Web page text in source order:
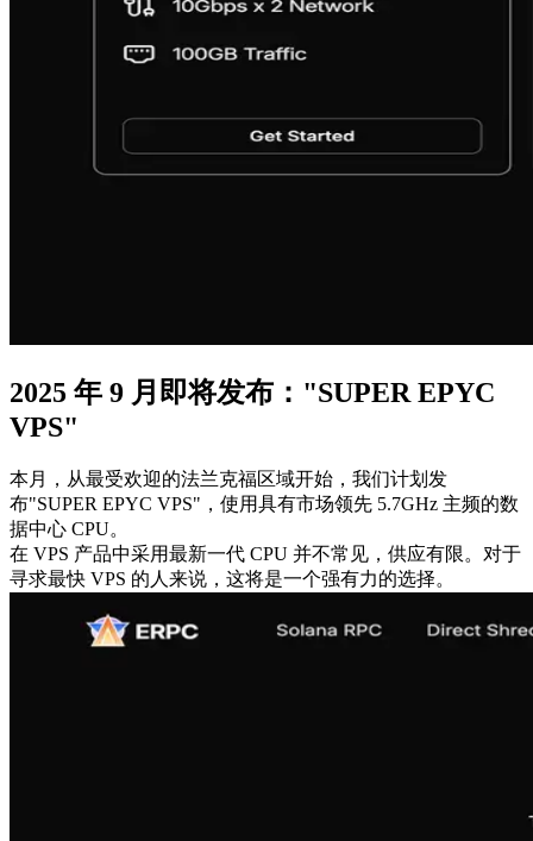
2025 年 9 月即将发布："SUPER EPYC
VPS"
本月，从最受欢迎的法兰克福区域开始，我们计划发
布"SUPER EPYC VPS"，使用具有市场领先 5.7GHz 主频的数
据中心 CPU。
在 VPS 产品中采用最新一代 CPU 并不常见，供应有限。对于
寻求最快 VPS 的人来说，这将是一个强有力的选择。